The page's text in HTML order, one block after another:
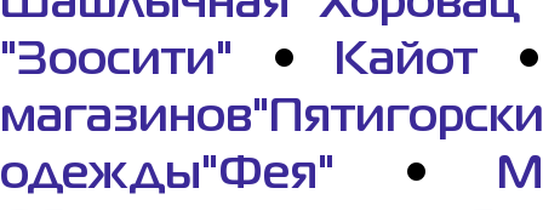
"Зоосити" • Кайот
одежды"Фея" •